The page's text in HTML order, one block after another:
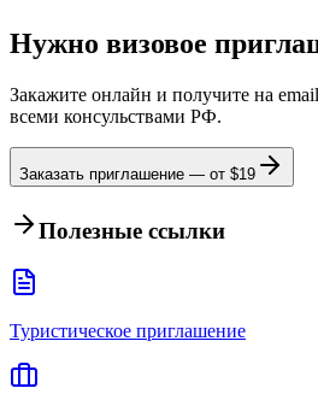
Нужно визовое
Закажите онлайн и получите на
всеми консульствами РФ.
Заказать приглашение — от $19
Полезные ссылки
Туристическое приглашение